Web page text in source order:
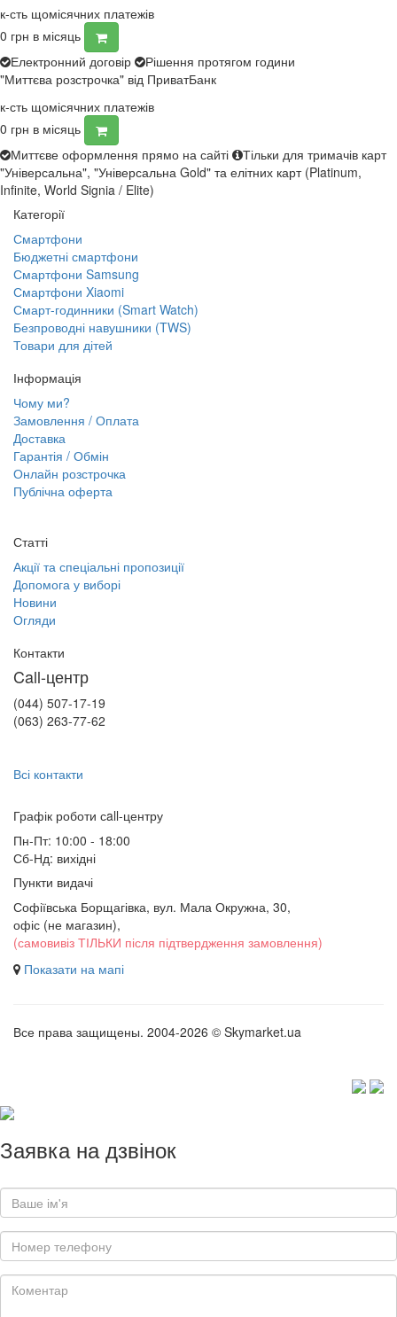
к-сть щомісячних платежів
0 грн в місяць
Електронний договір
Рішення протягом години
"Миттєва розстрочка" від ПриватБанк
к-сть щомісячних платежів
0 грн в місяць
Миттєве оформлення прямо на сайті
Тільки для тримачів карт
"Універсальна", "Універсальна Gold" та елітних карт (Platinum,
Infinite, World Signia / Elite)
Категорії
Смартфони
Бюджетні смартфони
Смартфони Samsung
Смартфони Xiaomi
Смарт-годинники (Smart Watch)
Безпроводні навушники (TWS)
Товари для дітей
Інформація
Чому ми?
Замовлення / Оплата
Доставка
Гарантія / Обмін
Онлайн розстрочка
Публічна оферта
Статті
Акції та спеціальні пропозиції
Допомога у виборі
Новини
Огляди
Контакти
Call-центр
(044) 507-17-19
(063) 263-77-62
Всі контакти
Графік роботи сall-центру
Пн-Пт: 10:00 - 18:00
Сб-Нд: вихідні
Пункти видачі
Софіївська Борщагівка, вул. Мала Окружна, 30,
офіс (не магазин),
(самовивіз ТІЛЬКИ після підтвердження замовлення)
Показати на мапі
Все права защищены. 2004-2026 © Skymarket.ua
Заявка на дзвінок